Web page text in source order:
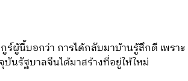
ร์ผู้นี้บอกว่า การได้กลับมาบ้านรู้สึกดี เพร
นรัฐบาลจีนได้มาสร้างที่อยู่ให้ใหม่